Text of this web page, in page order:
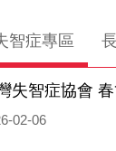
智症專區
失智症協會
02-06